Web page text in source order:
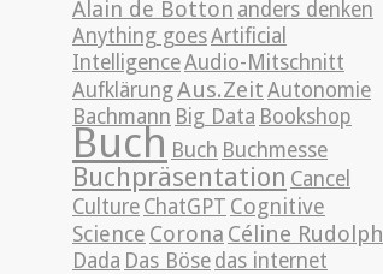
Alain de Botton anders denken
Anything goesArtificial
IntelligenceAudio-Mitschnitt
AufklärungAus.Zeit Autonomie
Bachmann Big Data Bookshop
Buch Buch Buchmesse
Buchpräsentation Cancel
Culture ChatGPT Cognitive
Science Corona Céline Rudolph
Dada Das Böse das internet